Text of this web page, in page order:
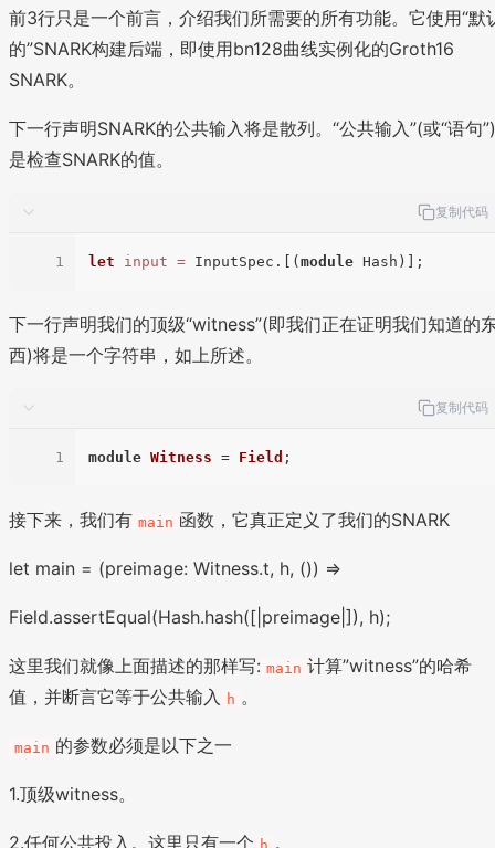
前3行只是一个前言，介绍我们所需要的所有功能。它使用“默
的”SNARK构建后端，即使用bn128曲线实例化的Groth16
SNARK。
下一行声明SNARK的公共输入将是散列。“公共输入”(或“语句”)
是检查SNARK的值。
复制代码
1 let input = InputSpec.[( module
下一行声明我们的顶级“witness”(即我们正在证明我们知道的
西)将是一个字符串，如上所述。
复制代码
1 module Witness = Field
接下来，我们有 main 函数，它真正定义了我们的SNARK
let main = (preimage: Witness.t, h, ()) =>
Field.assertEqual(Hash.hash([|preimage|]), h);
这里我们就像上面描述的那样写: main 计算”witness”的哈希
值，并断言它等于公共输入 h 。
main 的参数必须是以下之一
1.顶级witness。
2.任何公共投入。这里只有一个 h 。